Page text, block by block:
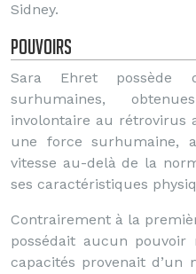
Sidney.
Pouvoirs
Sara Ehret possède
surhumaines,
involontaire au rétrovirus
une force surhumaine,
vitesse au-delà de la
ses caractéristiques
Contrairement à la
possédait aucun pouvoir
capacités provenait d’un